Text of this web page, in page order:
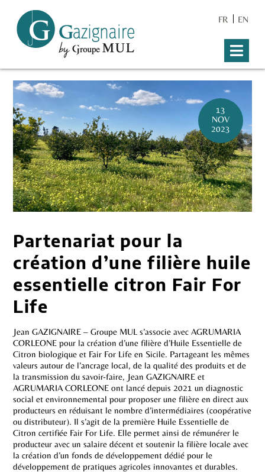
FR EN
13
NOV
2023
Partenariat pour la
création d’une filière huile
essentielle citron Fair For
Life
Jean GAZIGNAIRE – Groupe MUL s’associe avec AGRUMARIA
CORLEONE pour la création d’une filière d’Huile Essentielle de
Citron biologique et Fair For Life en Sicile. Partageant les mêmes
valeurs autour de l’ancrage local, de la qualité des produits et de
la transmission du savoir-faire, Jean GAZIGNAIRE et
AGRUMARIA CORLEONE ont lancé depuis 2021 un diagnostic
social et environnemental pour proposer une filière en direct aux
producteurs en réduisant le nombre d’intermédiaires (coopérative
ou distributeur). Il s’agit de la première Huile Essentielle de
Citron certifiée Fair For Life. Elle permet ainsi de rémunérer le
producteur avec un salaire décent et soutenir la filière locale avec
la création d’un fonds de développement dédié pour le
développement de pratiques agricoles innovantes et durables.